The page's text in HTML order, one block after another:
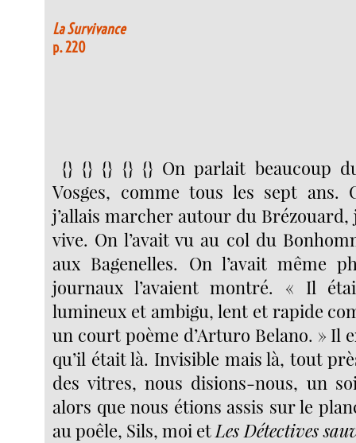
La Survivance
p. 220
{} {} {} {} {} On parlait beaucoup
Vosges, comme tous les sept ans.
j’allais marcher autour du Brézouard,
vive. On l’avait vu au col du
aux Bagenelles. On l’avait même
journaux l’avaient montré. « Il
lumineux et ambigu, lent et rapide
un court poème d’Arturo Belano. » Il
qu’il était là. Invisible mais là, tout
des vitres, nous disions-nous, un
alors que nous étions assis sur le
au poêle, Sils, moi et Les Détectives